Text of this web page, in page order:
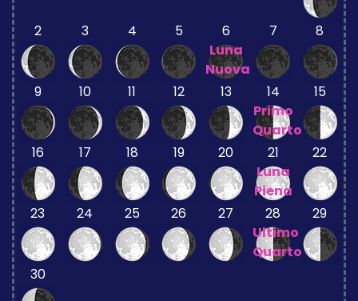
2 3 4 5
6
Luna
Nuova
7 8
9 10 11 12 13
14
Primo
Quarto
15
16 17 18 19 20
21
Luna
Piena
22
23 24 25 26 27
28
Ultimo
Quarto
29
30